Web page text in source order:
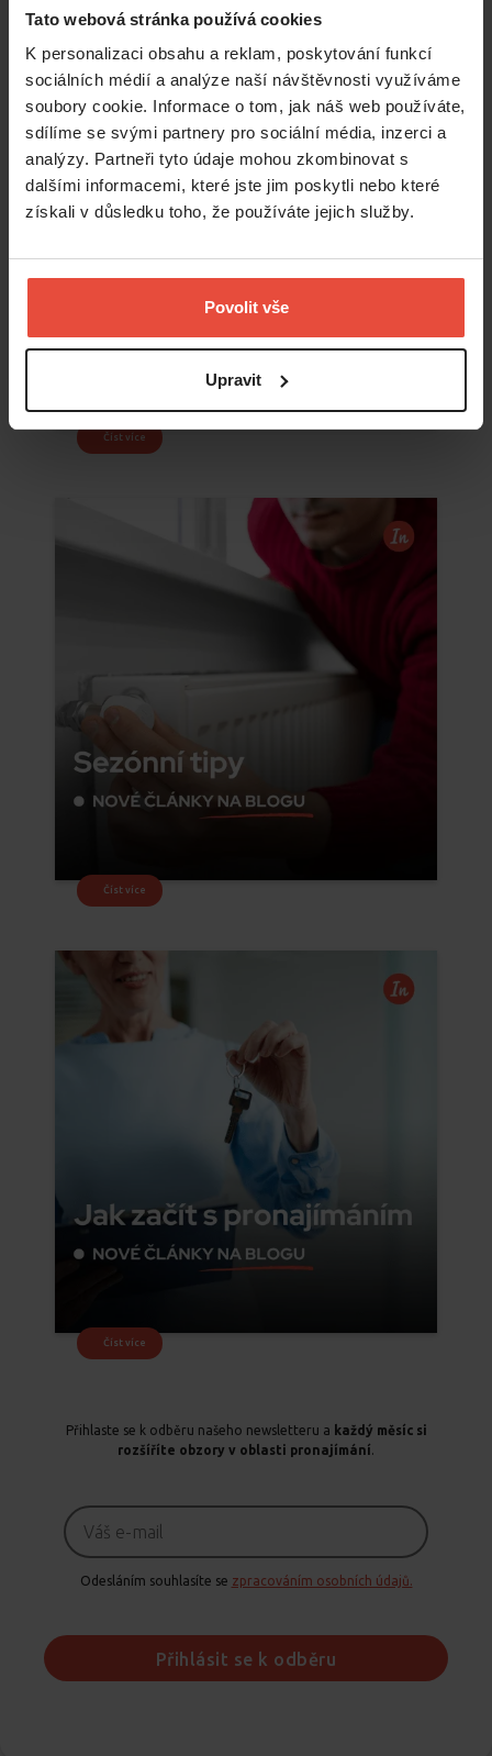
Tato webová stránka používá cookies
K personalizaci obsahu a reklam, poskytování funkcí
sociálních médií a analýze naší návštěvnosti využíváme
soubory cookie. Informace o tom, jak náš web používáte,
sdílíme se svými partnery pro sociální média, inzerci a
analýzy. Partneři tyto údaje mohou zkombinovat s
dalšími informacemi, které jste jim poskytli nebo které
získali v důsledku toho, že používáte jejich služby.
Povolit vše
Upravit
Číst více
Číst více
Číst více
Přihlaste se k odběru našeho newsletteru a každý měsíc si
rozšíříte obzory v oblasti pronajímání.
Odesláním souhlasíte se zpracováním osobních údajů.
Přihlásit se k odběru